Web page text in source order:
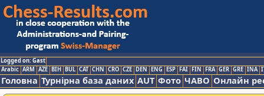
Logged on: Gast
Arabic ARM AZE BIH BUL CAT CHN CRO CZE DEN ENG ESP FAI FIN FRA GER GRE INA
Головна Турнірна база даних AUT Фото ЧАВО Онлайн